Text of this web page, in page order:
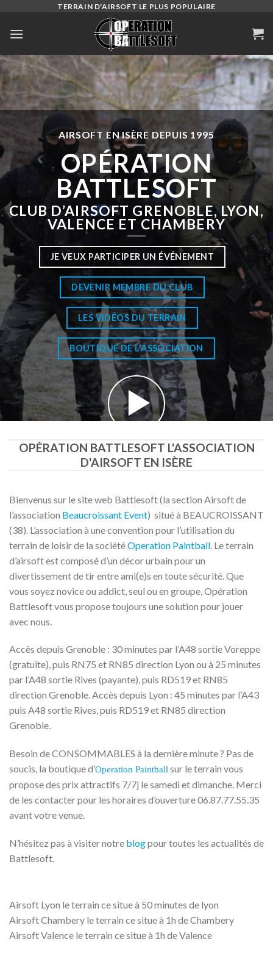
content
TERRAIN D'AIRSOFT LE PLUS POPULAIRE
AIRSOFT EN ISÈRE DEPUIS 1995
OPÉRATION
BATTLESOFT
CLUB D’AIRSOFT GRENOBLE, LYON,
VALENCE ET CHAMBERY
JE VEUX PARTICIPER UN ÉVÉNEMENT
DEVENIR MEMBRE DU CLUB
LES VIDÉOS DU TERRAIN
BOUTIQUE DE L'ASSOCIATION
OPÉRATION BATTLESOFT L'ASSOCIATION
D'AIRSOFT EN ISÈRE
Bienvenus sur le site web Battlesoft (la section Airsoft de
l’association Beaucroissant Event) situé à BEAUCROISSANT
(38). L’association à une convention pour l’utilisation du
terrain de loisir de la sociétéOperation Paintball . Le terrain
d’airsoft est composé d’un décor urbain pour un
divertissement de tir entre ami(e)s en toute sécurité. Que
vous soyez novice ou addict, seul ou en groupe, Opération
Battlesoft vous propose toujours une solution pour jouer
avec nous.
Accès depuis Grenoble : 30 minutes par l’A48 sortie Voreppe
(gratuite), puis RN75 et RN85 direction Lyon ou à 25 minutes
par l’A48 sortie Rives (payante), puis RD519 et RN85
direction Grenoble. Accès depuis Lyon : 45 minutes par l’A43
puis A48 sortie Rives, puis RD519 et RN85 direction
Grenoble.
Besoin de CONSOMMABLES à la dernière minute ? Pas de
soucis, la boutique d’Operation Paintball sur le terrain vous
propose des prix attractifs 7/7j le samedi et dimanche. Merci
de les contacter pour les horaires d’ouverture 06.87.77.55.35
avant votre venue.
N’hésitez pas à visiter notre blogpour toutes les actualités de
Battlesoft.
Airsoft Lyon le terrain ce situe à 50 minutes de lyon
Airsoft Chambery le terrain ce situe à 1h de Chambery
Airsoft Valence le terrain ce situe à 1h de Valence